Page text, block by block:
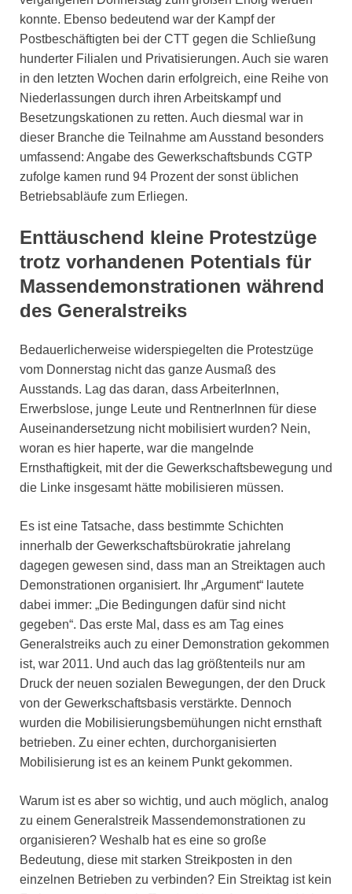
konnte. Ebenso bedeutend war der Kampf der
Postbeschäftigten bei der CTT gegen die Schließung
hunderter Filialen und Privatisierungen. Auch sie waren
in den letzten Wochen darin erfolgreich, eine Reihe von
Niederlassungen durch ihren Arbeitskampf und
Besetzungskationen zu retten. Auch diesmal war in
dieser Branche die Teilnahme am Ausstand besonders
umfassend: Angabe des Gewerkschaftsbunds CGTP
zufolge kamen rund 94 Prozent der sonst üblichen
Betriebsabläufe zum Erliegen.
Enttäuschend kleine Protestzüge
trotz vorhandenen Potentials für
Massendemonstrationen während
des Generalstreiks
Bedauerlicherweise widerspiegelten die Protestzüge
vom Donnerstag nicht das ganze Ausmaß des
Ausstands. Lag das daran, dass ArbeiterInnen,
Erwerbslose, junge Leute und RentnerInnen für diese
Auseinandersetzung nicht mobilisiert wurden? Nein,
woran es hier haperte, war die mangelnde
Ernsthaftigkeit, mit der die Gewerkschaftsbewegung und
die Linke insgesamt hätte mobilisieren müssen.
Es ist eine Tatsache, dass bestimmte Schichten
innerhalb der Gewerkschaftsbürokratie jahrelang
dagegen gewesen sind, dass man an Streiktagen auch
Demonstrationen organisiert. Ihr „Argument“ lautete
dabei immer: „Die Bedingungen dafür sind nicht
gegeben“. Das erste Mal, dass es am Tag eines
Generalstreiks auch zu einer Demonstration gekommen
ist, war 2011. Und auch das lag größtenteils nur am
Druck der neuen sozialen Bewegungen, der den Druck
von der Gewerkschaftsbasis verstärkte. Dennoch
wurden die Mobilisierungsbemühungen nicht ernsthaft
betrieben. Zu einer echten, durchorganisierten
Mobilisierung ist es an keinem Punkt gekommen.
Warum ist es aber so wichtig, und auch möglich, analog
zu einem Generalstreik Massendemonstrationen zu
organisieren? Weshalb hat es eine so große
Bedeutung, diese mit starken Streikposten in den
einzelnen Betrieben zu verbinden? Ein Streiktag ist kein